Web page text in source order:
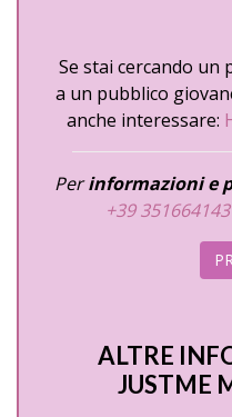
Se stai cercando un
a un pubblico
anche interessare:
Perinformazioni e
+39
ALTRE
JUSTME